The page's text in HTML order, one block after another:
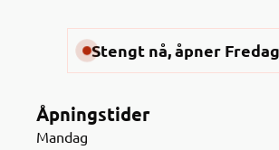
Stengt nå, åpner
Åpningstider
Mandag